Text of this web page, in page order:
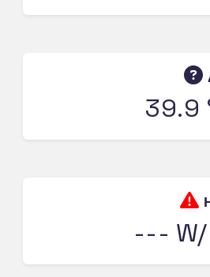
39.9
---